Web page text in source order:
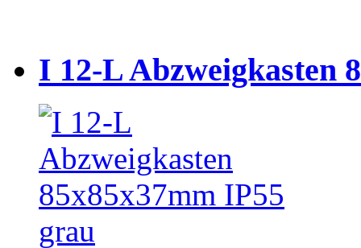
I 12-L Abzweigkasten